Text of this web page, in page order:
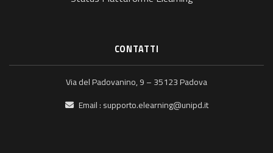
CONTATTI
Via del Padovanino, 9 – 35123 Padova
Email : supporto.elearning@unipd.it